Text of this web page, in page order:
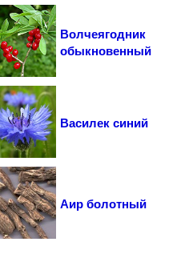
Волчеягодник
обыкновенный
Василек синий
Аир болотный